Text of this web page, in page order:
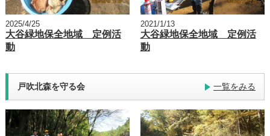
2025/4/25
大谷緑地保全地域 定例活
動
2021/1/13
大谷緑地保全地域 定例活
動
戸吹北森を守る会 一覧をみる